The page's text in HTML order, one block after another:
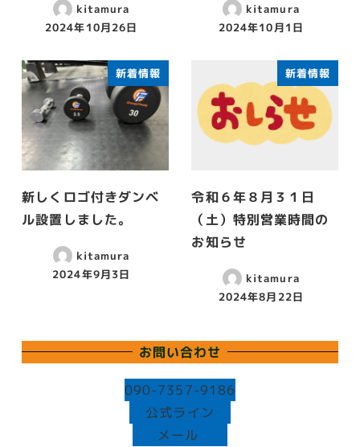
kitamura
投稿日
2024年10月26日
kitamura
投稿日
2024年10月1日
新着情報
新しくロゴ付きダンベ
ル設置しました。
kitamura
投稿日
2024年9月3日
新着情報
令和６年８月３１日
（土）特別営業時間の
お知らせ
kitamura
投稿日
2024年8月22日
お問い合わせ
090-7357-9186
公式ライン
メール